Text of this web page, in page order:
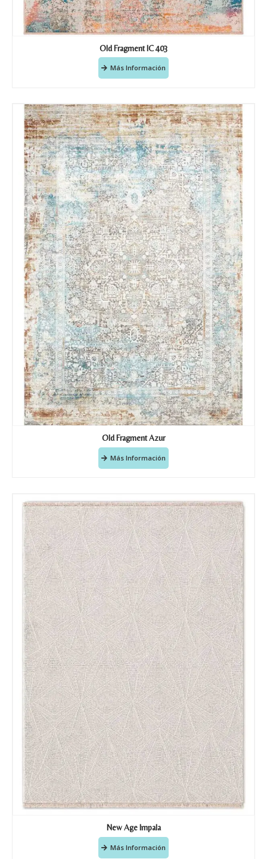
Old Fragment IC 403
Más Información
Old Fragment Azur
Más Información
New Age Impala
Más Información